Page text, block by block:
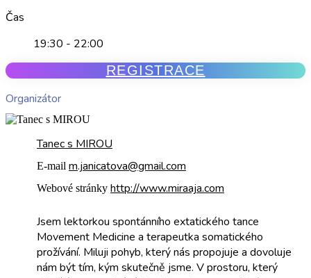
Čas
19:30 - 22:00
REGISTRACE
Organizátor
Tanec s MIROU
E-mail m.janicatova@gmail.com
Webové stránky http://www.miraaja.com
Jsem lektorkou spontánního extatického tance
Movement Medicine a terapeutka somatického
prožívání. Miluji pohyb, který nás propojuje a dovoluje
nám být tím, kým skutečně jsme. V prostoru, který